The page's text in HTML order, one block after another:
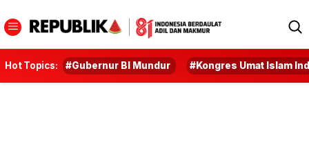
Hot Topics: #Gubernur BI Mundur #Kongres Umat Islam